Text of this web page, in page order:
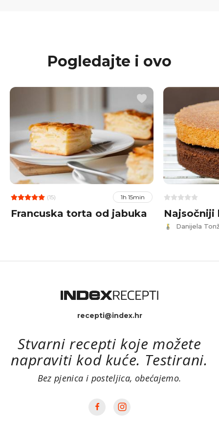
Pogledajte i ovo
(15) 1h 15min
Francuska torta od jabuka Najsočniji
Danijela
recepti@index.hr
Stvarni recepti koje možete
napraviti kod kuće. Testirani.
Bez pjenica i posteljica, obećajemo.